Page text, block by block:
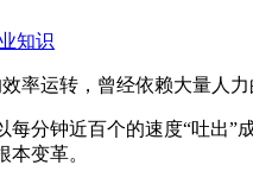
知识
率运转，曾经依赖大量人
分钟近百个的速度“吐出
变革。